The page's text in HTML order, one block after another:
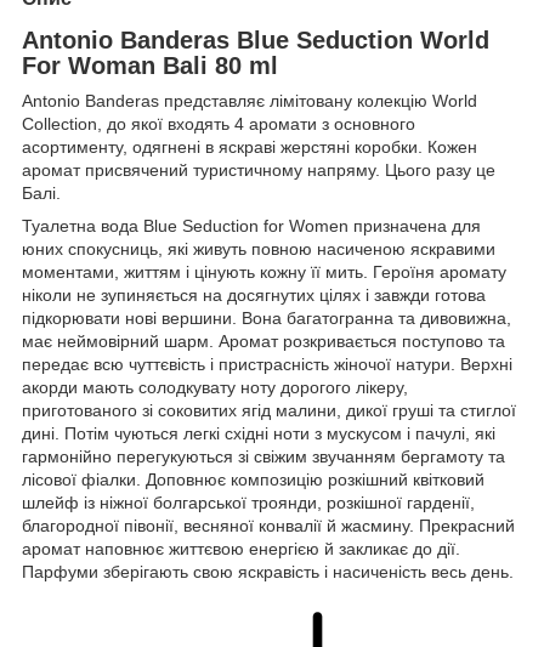
Antonio Banderas Blue Seduction World
For Woman Bali 80 ml
Antonio Banderas представляє лімітовану колекцію World
Collection, до якої входять 4 аромати з основного
асортименту, одягнені в яскраві жерстяні коробки. Кожен
аромат присвячений туристичному напряму. Цього разу це
Балі.
Туалетна вода Blue Seduction for Women призначена для
юних спокусниць, які живуть повною насиченою яскравими
моментами, життям і цінують кожну її мить. Героїня аромату
ніколи не зупиняється на досягнутих цілях і завжди готова
підкорювати нові вершини. Вона багатогранна та дивовижна,
має неймовірний шарм. Аромат розкривається поступово та
передає всю чуттєвість і пристрасність жіночої натури. Верхні
акорди мають солодкувату ноту дорогого лікеру,
приготованого зі соковитих ягід малини, дикої груші та стиглої
дині. Потім чуються легкі східні ноти з мускусом і пачулі, які
гармонійно перегукуються зі свіжим звучанням бергамоту та
лісової фіалки. Доповнює композицію розкішний квітковий
шлейф із ніжної болгарської троянди, розкішної гарденії,
благородної півонії, весняної конвалії й жасмину. Прекрасний
аромат наповнює життєвою енергією й закликає до дії.
Парфуми зберігають свою яскравість і насиченість весь день.